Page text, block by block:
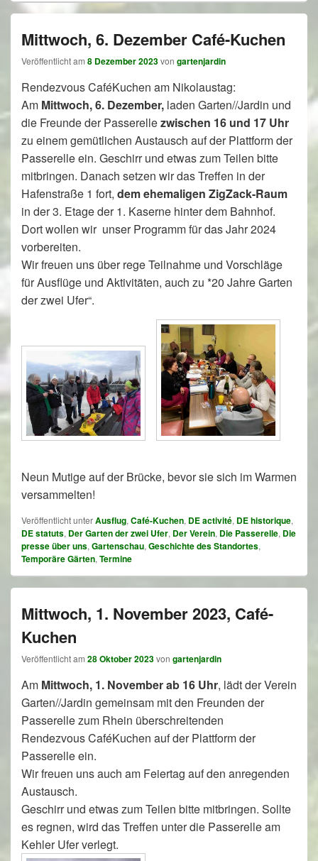
Mittwoch, 6. Dezember Café-Kuchen
Veröffentlicht am 8 Dezember 2023von gartenjardin
Rendezvous CaféKuchen am Nikolaustag:
Am Mittwoch, 6. Dezember, laden Garten//Jardin und
die Freunde der Passerellezwischen 16 und 17 Uhr
zu einem gemütlichen Austausch auf der Plattform der
Passerelle ein. Geschirr und etwas zum Teilen bitte
mitbringen. Danach setzen wir das Treffen in der
Hafenstraße 1 fort, dem ehemaligen ZigZack-Raum
in der 3. Etage der 1. Kaserne hinter dem Bahnhof.
Dort wollen wir unser Programm für das Jahr 2024
vorbereiten.
Wir freuen uns über rege Teilnahme und Vorschläge
für Ausflüge und Aktivitäten, auch zu *20 Jahre Garten
der zwei Ufer“.
Neun Mutige auf der Brücke, bevor sie sich im Warmen
versammelten!
Veröffentlicht unterAusflug,Café-Kuchen, DE activité, DE historique,
DE statuts, Der Garten der zwei Ufer, Der Verein, Die Passerelle, Die
presse über uns,Gartenschau,Geschichte des Standortes,
Temporäre Gärten,Termine
Mittwoch, 1. November 2023, Café-
Kuchen
Veröffentlicht am 28 Oktober 2023von gartenjardin
Am Mittwoch, 1. November ab 16 Uhr, lädt der Verein
Garten//Jardin gemeinsam mit den Freunden der
Passerelle zum Rhein überschreitenden
Rendezvous CaféKuchen auf der Plattform der
Passerelle ein.
Wir freuen uns auch am Feiertag auf den anregenden
Austausch.
Geschirr und etwas zum Teilen bitte mitbringen. Sollte
es regnen, wird das Treffen unter die Passerelle am
Kehler Ufer verlegt.